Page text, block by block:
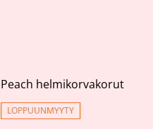
Peach helmikorvakorut
LOPPUUNMYYTY